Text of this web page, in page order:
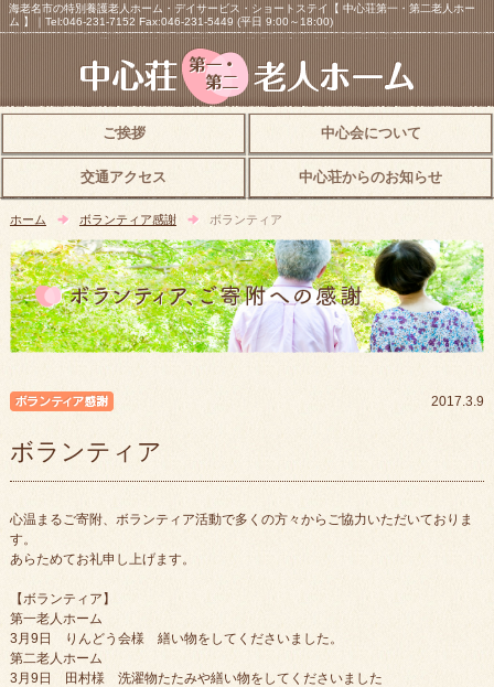
海老名市の特別養護老人ホーム・デイサービス・ショートステイ【 中心荘第一・第二老人ホー
ム 】｜Tel:046-231-7152 Fax:046-231-5449 (平日 9:00～18:00)
ご挨拶 中心会について
交通アクセス 中心荘からのお知らせ
ホーム ボランティア感謝 ボランティア
2017.3.9
ボランティア
心温まるご寄附、ボランティア活動で多くの方々からご協力いただいておりま
す。
あらためてお礼申し上げます。
【ボランティア】
第一老人ホーム
3月9日 りんどう会様 繕い物をしてくださいました。
第二老人ホーム
3月9日 田村様 洗濯物たたみや繕い物をしてくださいました